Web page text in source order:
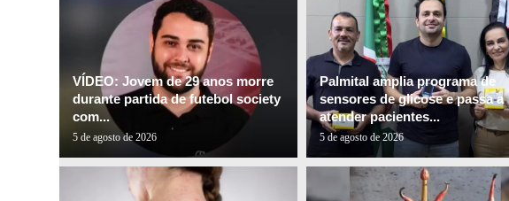
VÍDEO: Jovem de 29 anos morre
durante partida de futebol society
com...
5 de agosto de 2026
Palmital amplia programa de
sensores de glicose e passa a
atender pacientes...
5 de agosto de 2026